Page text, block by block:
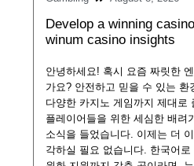
Develop a winning
winum casino insights
안녕하세요! 혹시 요즘 짜릿한
가요? 안전하고 믿을 수 있는 환
다양한 카지노 게임까지 제대로
플레이어들을 위한 세심한 배려
소식을 들었습니다. 이제는 더
각하실 필요 없습니다. 한국어